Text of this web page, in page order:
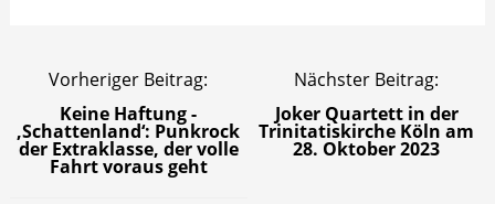
Vorheriger Beitrag:
Keine Haftung -
‚Schattenland‘: Punkrock
der Extraklasse, der volle
Fahrt voraus geht
Nächster Beitrag:
Joker Quartett in der
Trinitatiskirche Köln am
28. Oktober 2023